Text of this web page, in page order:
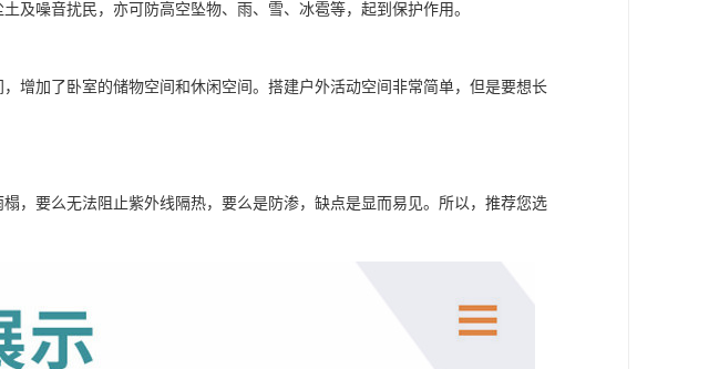
及噪音扰民，亦可防高空坠物、雨、雪、冰雹等，起到保护作用。
增加了卧室的储物空间和休闲空间。搭建户外活动空间非常简单，但是要想长
，要么无法阻止紫外线隔热，要么是防渗，缺点是显而易见。所以，推荐您选